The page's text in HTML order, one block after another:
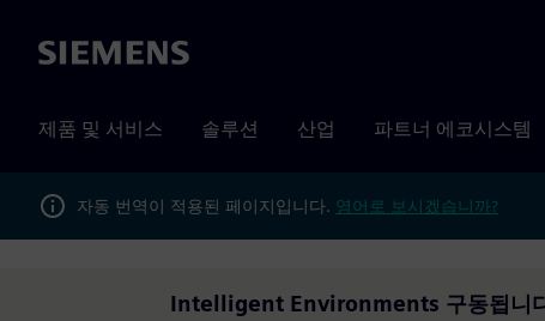
Siemens
제품 및 서비스 솔루션 산업 파트너 에코시스템
자동 번역이 적용된 페이지입니다. 영어로 보시겠습니까?
Intelligent Environments 구동됩니